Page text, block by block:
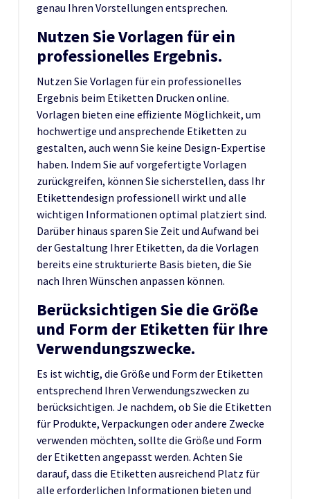
genau Ihren Vorstellungen entsprechen.
Nutzen Sie Vorlagen für ein
professionelles Ergebnis.
Nutzen Sie Vorlagen für ein professionelles
Ergebnis beim Etiketten Drucken online.
Vorlagen bieten eine effiziente Möglichkeit, um
hochwertige und ansprechende Etiketten zu
gestalten, auch wenn Sie keine Design-Expertise
haben. Indem Sie auf vorgefertigte Vorlagen
zurückgreifen, können Sie sicherstellen, dass Ihr
Etikettendesign professionell wirkt und alle
wichtigen Informationen optimal platziert sind.
Darüber hinaus sparen Sie Zeit und Aufwand bei
der Gestaltung Ihrer Etiketten, da die Vorlagen
bereits eine strukturierte Basis bieten, die Sie
nach Ihren Wünschen anpassen können.
Berücksichtigen Sie die Größe
und Form der Etiketten für Ihre
Verwendungszwecke.
Es ist wichtig, die Größe und Form der Etiketten
entsprechend Ihren Verwendungszwecken zu
berücksichtigen. Je nachdem, ob Sie die Etiketten
für Produkte, Verpackungen oder andere Zwecke
verwenden möchten, sollte die Größe und Form
der Etiketten angepasst werden. Achten Sie
darauf, dass die Etiketten ausreichend Platz für
alle erforderlichen Informationen bieten und